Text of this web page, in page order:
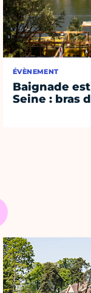
ÉVÈNEMENT
Baignade
Seine : bras